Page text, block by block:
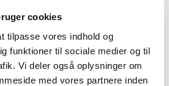
cookies
tilpasse vores indhold og
funktioner til sociale medier og til
Vi deler også oplysninger om
med vores partnere inden